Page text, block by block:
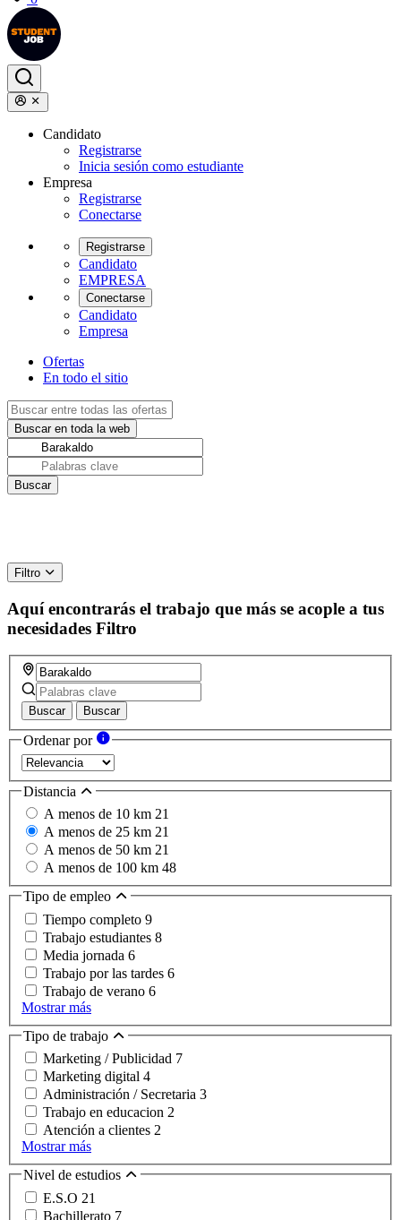
Candidato
Registrarse
Inicia sesión como estudiante
Empresa
Registrarse
Conectarse
Registrarse
Candidato
EMPRESA
Conectarse
Candidato
Empresa
Ofertas
En todo el sitio
Filtro
Aquí encontrarás el trabajo que más se acople a tus
necesidades Filtro
Buscar Buscar
Ordenar por
Distancia
A menos de 10 km 21
A menos de 25 km 21
A menos de 50 km 21
A menos de 100 km 48
Tipo de empleo
Tiempo completo 9
Trabajo estudiantes 8
Media jornada 6
Trabajo por las tardes 6
Trabajo de verano 6
Mostrar más
Tipo de trabajo
Marketing / Publicidad 7
Marketing digital 4
Administración / Secretaria 3
Trabajo en educacion 2
Atención a clientes 2
Mostrar más
Nivel de estudios
E.S.O 21
Bachillerato 7